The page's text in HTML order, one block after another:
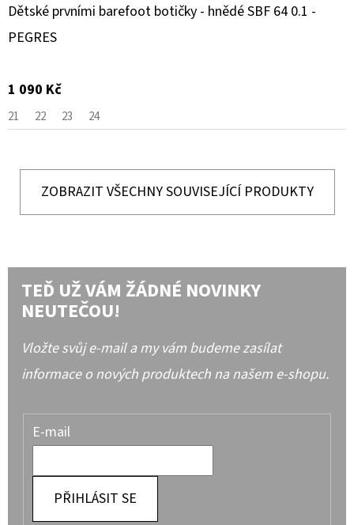
Dětské prvními barefoot botičky - hnědé SBF 64 0.1 -
PEGRES
1 090 Kč
21 22 23 24
ZOBRAZIT VŠECHNY SOUVISEJÍCÍ PRODUKTY
TEĎ UŽ VÁM ŽÁDNÉ NOVINKY
NEUTEČOU!
Vložte svůj e-mail a my vám budeme zasílat
informace o nových produktech na našem e-shopu.
E-mail
PŘIHLÁSIT SE